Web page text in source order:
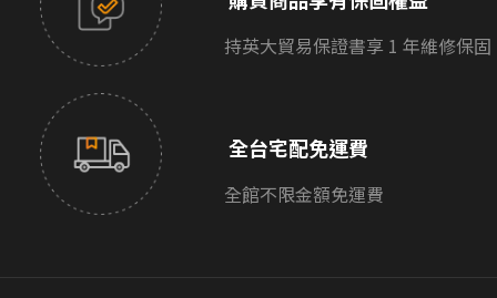
持英大貿易保證書享 1 年維修保固
全台宅配免運費
全館不限金額免運費